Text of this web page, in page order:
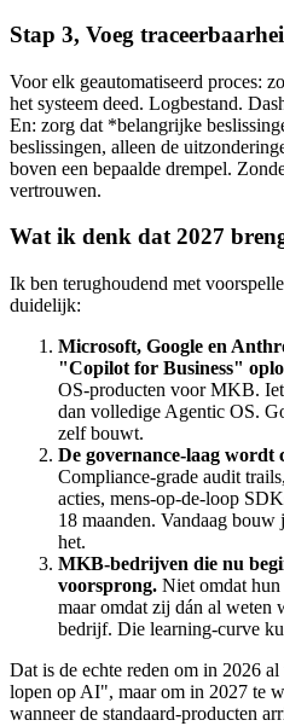
Stap 3, Voeg
Voor elk geautomatiseerd proces:
het systeem deed. Logbestand.
En: zorg dat *belangrijke
beslissingen, alleen de
boven een bepaalde drempel.
vertrouwen.
Wat ik denk dat 2027
Ik ben terughoudend met
duidelijk:
Microsoft, Google en
"Copilot for Business"
OS-producten voor MKB.
dan volledige Agentic OS.
zelf bouwt.
De governance-laag wordt
Compliance-grade audit
acties, mens-op-de-loop
18 maanden. Vandaag
het.
MKB-bedrijven die nu
voorsprong. Niet omdat hun
maar omdat zij dán al weten
bedrijf. Die learning-curve
Dat is de echte reden om in 2026
lopen op AI", maar om in 2027 te
wanneer de standaard-producten